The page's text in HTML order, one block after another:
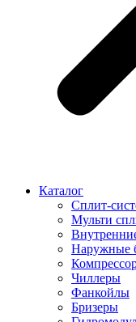
Каталог
Сплит-
Мульти
Наружные
Чиллеры
Фанкойлы
Бризеры